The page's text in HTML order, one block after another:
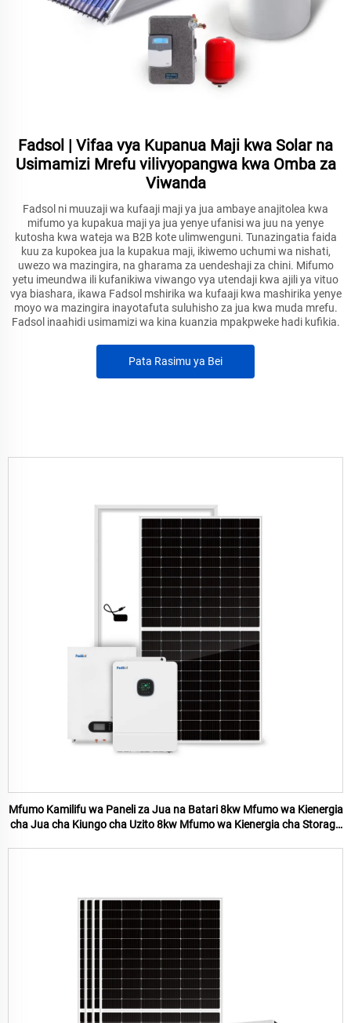
Fadsol | Vifaa vya Kupanua Maji kwa Solar na
Usimamizi Mrefu vilivyopangwa kwa Omba za
Viwanda
Fadsol ni muuzaji wa kufaaji maji ya jua ambaye anajitolea kwa
mifumo ya kupakua maji ya jua yenye ufanisi wa juu na yenye
kutosha kwa wateja wa B2B kote ulimwenguni. Tunazingatia faida
kuu za kupokea jua la kupakua maji, ikiwemo uchumi wa nishati,
uwezo wa mazingira, na gharama za uendeshaji za chini. Mifumo
yetu imeundwa ili kufanikiwa viwango vya utendaji kwa ajili ya vituo
vya biashara, ikawa Fadsol mshirika wa kufaaji kwa mashirika yenye
moyo wa mazingira inayotafuta suluhisho za jua kwa muda mrefu.
Fadsol inaahidi usimamizi wa kina kuanzia mpakpweke hadi kufikia.
Pata Rasimu ya Bei
Mfumo Kamilifu wa Paneli za Jua na Batari 8kw Mfumo wa Kienergia
cha Jua cha Kiungo cha Uzito 8kw Mfumo wa Kienergia cha Storage